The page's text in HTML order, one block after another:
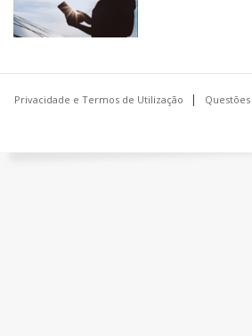
Privacidade e Termos de Utilização